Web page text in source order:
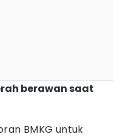
berawan saat
BMKG untuk